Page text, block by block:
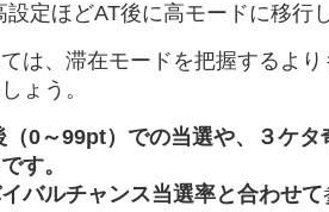
定ほどAT後に高モードに移行
は、滞在モードを把握するよ
ょう。
（0～99pt）での当選や、３ケ
す。
バルチャンス当選率と合わせて